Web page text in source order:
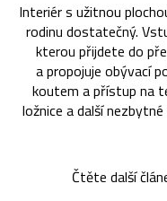
Interiér s užitnou
rodinu dostatečný.
kterou přijdete do
a propojuje obývací
koutem a přístup na
ložnice a další
Čtěte další